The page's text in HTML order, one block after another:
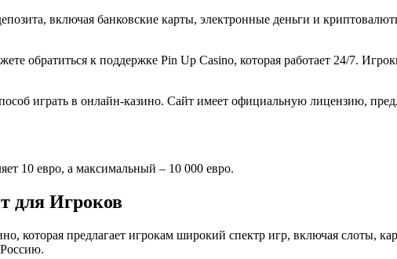
включая банковские карты, электронные деньги и
обратиться к поддержке Pin Up Casino, которая работает 24/7.
играть в онлайн-казино. Сайт имеет официальную лицензию,
10 евро, а максимальный – 10 000 евро.
для Игроков
которая предлагает игрокам широкий спектр игр, включая слоты,